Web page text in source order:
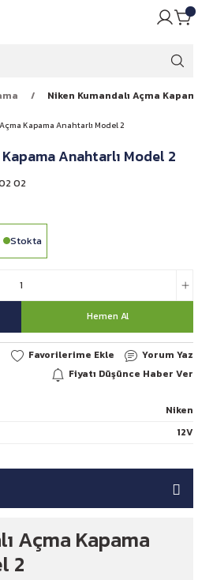
Niken Kumandalı Açma
Anahtarlı Model 2
02
Stokta
Hemen Al
Yorum Yaz
Fiyatı Düşünce Haber Ver
Niken
12V
Açma Kapama
2